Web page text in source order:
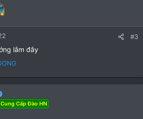
#3
lắm đây
Cung Cấp Đào HN